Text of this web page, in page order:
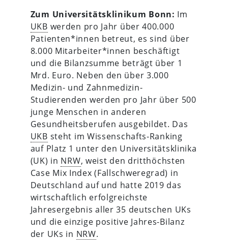
Zum Universitätsklinikum Bonn: Im
UKB werden pro Jahr über 400.000
Patienten*innen betreut, es sind über
8.000 Mitarbeiter*innen beschäftigt
und die Bilanzsumme beträgt über 1
Mrd. Euro. Neben den über 3.000
Medizin- und Zahnmedizin-
Studierenden werden pro Jahr über 500
junge Menschen in anderen
Gesundheitsberufen ausgebildet. Das
UKB steht im Wissenschafts-Ranking
auf Platz 1 unter den Universitätsklinika
(UK) in NRW, weist den dritthöchsten
Case Mix Index (Fallschweregrad) in
Deutschland auf und hatte 2019 das
wirtschaftlich erfolgreichste
Jahresergebnis aller 35 deutschen UKs
und die einzige positive Jahres-Bilanz
der UKs in NRW.